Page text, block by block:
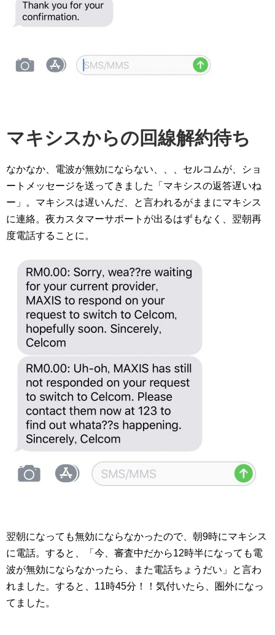
マキシスからの回線解約待ち
なかなか、電波が無効にならない、、、セルコムが、ショ
ートメッセージを送ってきました「マキシスの返答遅いね
ー」。マキシスは遅いんだ、と言われるがままにマキシス
に連絡。夜カスタマーサポートが出るはずもなく、翌朝再
度電話することに。
翌朝になっても無効にならなかったので、朝9時にマキシス
に電話。すると、「今、審査中だから12時半になっても電
波が無効にならなかったら、また電話ちょうだい」と言わ
れました。すると、11時45分！！気付いたら、圏外になっ
てました。